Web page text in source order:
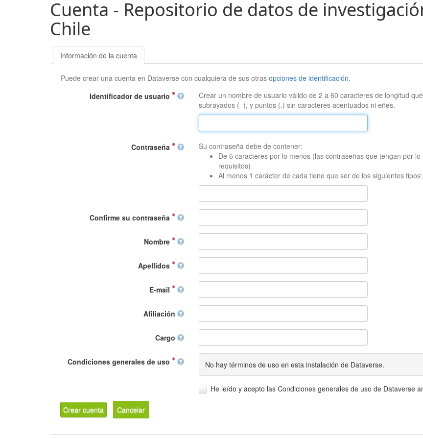
Cuenta - Repositorio de datos de
Chile
Información de la cuenta
Puede crear una cuenta en Dataverse con cualquiera de sus otrasopciones de identificación.
Identificador de usuario
Crear un nombre de usuario válido de 2 a 60 caracteres de longitud
subrayados (_), y puntos (.) sin caracteres acentuados ni eñes.
Contraseña
Su contraseña debe de contener:
De 6 caracteres por lo menos (las contraseñas que tengan por
requisitos)
Al menos 1 carácter de cada tiene que ser de los siguientes
Confirme su contraseña
Nombre
Apellidos
E-mail
Afiliación
Cargo
Condiciones generales de uso No hay términos de uso en esta instalación de Dataverse.
He leído y acepto las Condiciones generales de uso de Dataverse
Crear cuenta Cancelar